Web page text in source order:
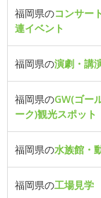
福岡県のコンサー
連イベント
福岡県の演劇・講
福岡県のGW(ゴー
ーク)観光スポット
福岡県の水族館・
福岡県の工場見学